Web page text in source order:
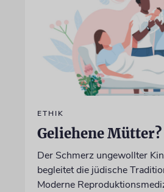
ETHIK
Geliehene Mütter?
Der Schmerz ungewollter
begleitet die jüdische
Moderne